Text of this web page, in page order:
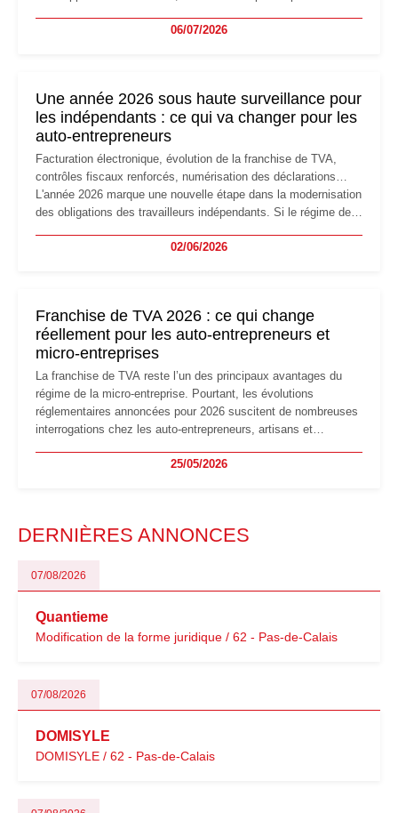
professionnels, recrutement, image de marque… Le
06/07/2026
Une année 2026 sous haute surveillance pour
les indépendants : ce qui va changer pour les
auto-entrepreneurs
Facturation électronique, évolution de la franchise de TVA,
contrôles fiscaux renforcés, numérisation des déclarations…
L'année 2026 marque une nouvelle étape dans la modernisation
des obligations des travailleurs indépendants. Si le régime de
les auto-entrepreneurs devront s'adapter à un environnement
02/06/2026
Franchise de TVA 2026 : ce qui change
réellement pour les auto-entrepreneurs et
micro-entreprises
La franchise de TVA reste l’un des principaux avantages du
régime de la micro-entreprise. Pourtant, les évolutions
réglementaires annoncées pour 2026 suscitent de nombreuses
interrogations chez les auto-entrepreneurs, artisans et
facturation ou risque de bascule vers la TVA : les règles
25/05/2026
DERNIÈRES ANNONCES
07/08/2026
Quantieme
Modification de la forme juridique / 62 - Pas-de-Calais
07/08/2026
DOMISYLE
DOMISYLE / 62 - Pas-de-Calais